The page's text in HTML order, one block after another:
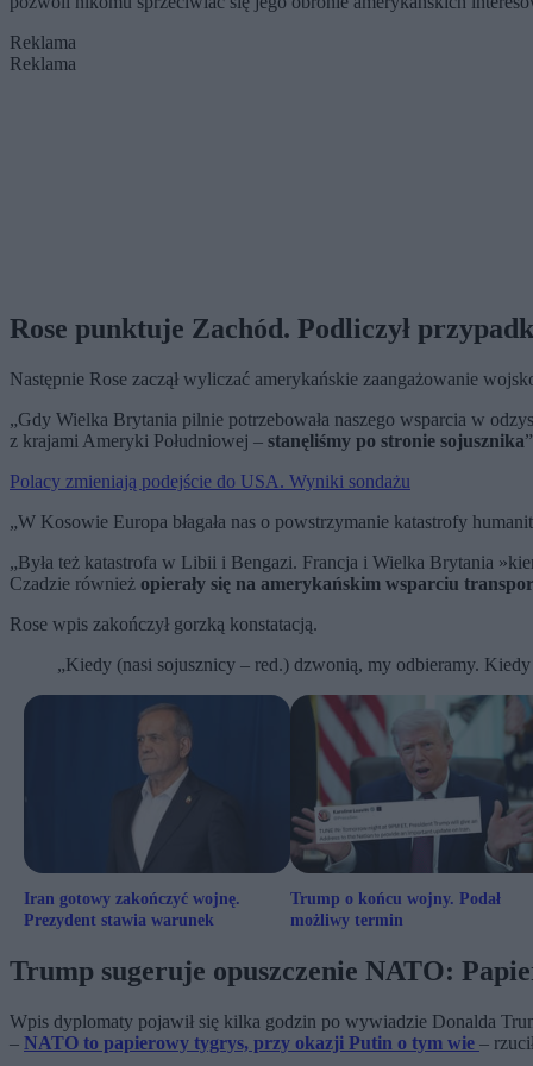
Reklama
Reklama
Rose punktuje Zachód. Podliczył
Następnie Rose zaczął wyliczać amerykańskie zaangażowanie
„Gdy Wielka Brytania pilnie potrzebowała naszego wsparcia w
z krajami Ameryki Południowej – stanęliśmy po stronie sojusznika
Polacy zmieniają podejście do USA. Wyniki sondażu
„W Kosowie Europa błagała nas o powstrzymanie katastrofy
„Była też katastrofa w Libii i Bengazi. Francja i Wielka Brytania
Czadzie również opierały się na amerykańskim wsparciu
Rose wpis zakończył gorzką konstatacją.
„Kiedy (nasi sojusznicy – red.) dzwonią, my odbieramy.
Iran gotowy zakończyć wojnę.
Prezydent stawia warunek
Trump o końcu wojny. Podał
możliwy termin
Trump sugeruje opuszczenie NATO:
Wpis dyplomaty pojawił się kilka godzin po wywiadzie Donalda
– NATO to papierowy tygrys, przy okazji Putin o tym wie –